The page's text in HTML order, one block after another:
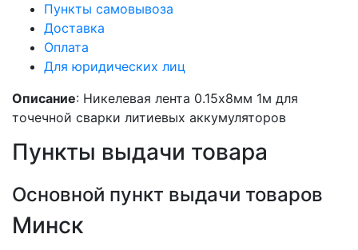
Пункты самовывоза
Доставка
Оплата
Для юридических лиц
Описание: Никелевая лента 0.15x8мм 1м для
точечной сварки литиевых аккумуляторов
Пункты выдачи товара
Основной пункт выдачи товаров
Минск